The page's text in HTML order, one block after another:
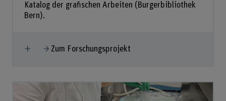
Katalog der grafischen Arbeiten (Burgerbibliothek
Bern).
Mehr anzeigen
Zum Forschungsprojekt